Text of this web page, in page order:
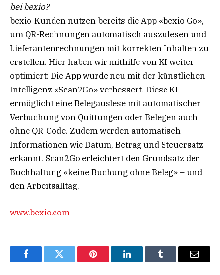
bei bexio?
bexio-Kunden nutzen bereits die App «bexio Go»,
um QR-Rechnungen automatisch auszulesen und
Lieferantenrechnungen mit korrekten Inhalten zu
erstellen. Hier haben wir mithilfe von KI weiter
optimiert: Die App wurde neu mit der künstlichen
Intelligenz «Scan2Go» verbessert. Diese KI
ermöglicht eine Belegauslese mit automatischer
Verbuchung von Quittungen oder Belegen auch
ohne QR-Code. Zudem werden automatisch
Informationen wie Datum, Betrag und Steuersatz
erkannt. Scan2Go erleichtert den Grundsatz der
Buchhaltung «keine Buchung ohne Beleg» – und
den Arbeitsalltag.
www.bexio.com
FacebookTwitter Pinterest LinkedInTumblr Email